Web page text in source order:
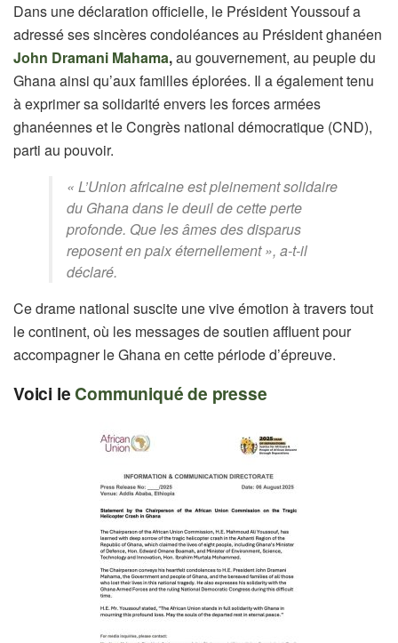
Dans une déclaration officielle, le Président Youssouf a
adressé ses sincères condoléances au Président ghanéen
John Dramani Mahama,au gouvernement, au peuple du
Ghana ainsi qu’aux familles éplorées. Il a également tenu
à exprimer sa solidarité envers les forces armées
ghanéennes et le Congrès national démocratique (CND),
parti au pouvoir.
« L’Union africaine est pleinement solidaire
du Ghana dans le deuil de cette perte
profonde. Que les âmes des disparus
reposent en paix éternellement », a-t-il
déclaré.
Ce drame national suscite une vive émotion à travers tout
le continent, où les messages de soutien affluent pour
accompagner le Ghana en cette période d’épreuve.
Voici le Communiqué de presse